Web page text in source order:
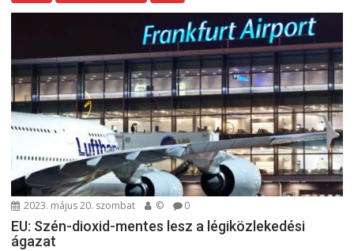
2023. május 20. szombat © 0
EU: Szén-dioxid-mentes lesz a légiközlekedési
ágazat